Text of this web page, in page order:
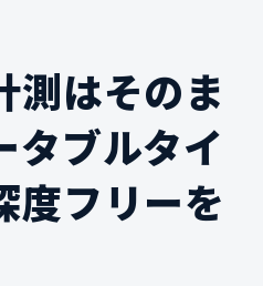
測はそのま
タブルタイ
度フリーを